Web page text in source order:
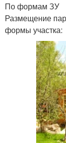
По формам ЗУ
Размещение
формы участка: